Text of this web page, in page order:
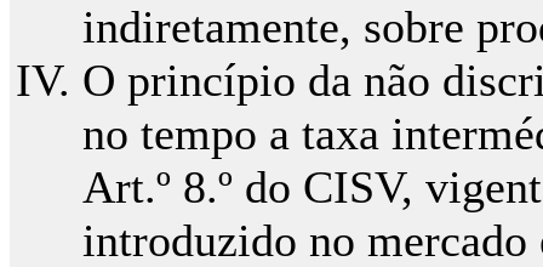
indiretamente, sobre
O princípio da não
no tempo a taxa
Art.º 8.º do CISV,
introduzido no